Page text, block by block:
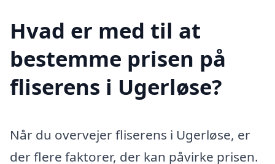
Hvad er med til at
bestemme prisen på
fliserens i Ugerløse?
Når du overvejer fliserens i Ugerløse, er
der flere faktorer, der kan påvirke prisen.